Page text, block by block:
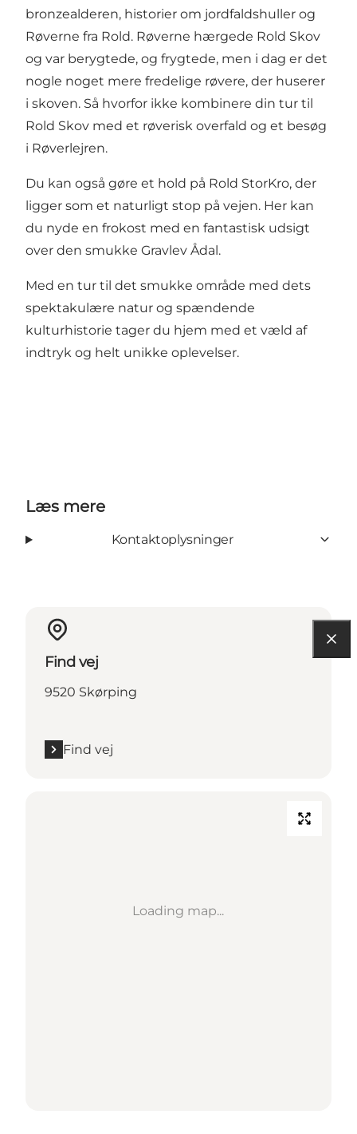
bronzealderen, historier om jordfaldshuller og
Røverne fra Rold. Røverne hærgede Rold Skov
og var berygtede, og frygtede, men i dag er det
nogle noget mere fredelige røvere, der huserer
i skoven. Så hvorfor ikke kombinere din tur til
Rold Skov med et røverisk overfald og et besøg
i Røverlejren.
Du kan også gøre et hold på Rold StorKro, der
ligger som et naturligt stop på vejen. Her kan
du nyde en frokost med en fantastisk udsigt
over den smukke Gravlev Ådal.
Med en tur til det smukke område med dets
spektakulære natur og spændende
kulturhistorie tager du hjem med et væld af
indtryk og helt unikke oplevelser.
Læs mere
Kontaktoplysninger
Find vej
9520 Skørping
Find vej
Loading map...